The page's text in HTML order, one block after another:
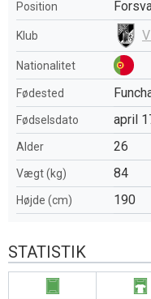
Position
Klub
Nationalitet
Fødested
Fødselsdato april
Alder 26
Vægt (kg) 84
Højde (cm) 190
STATISTIK